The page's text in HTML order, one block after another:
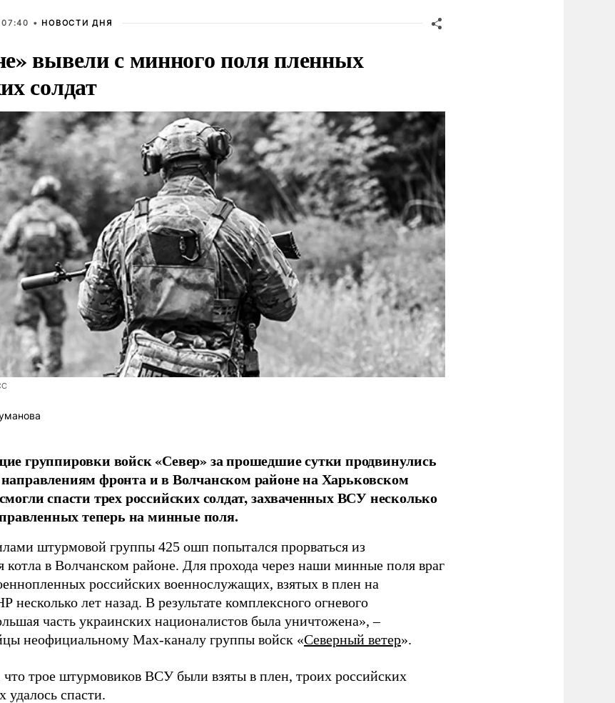
• НОВОСТИ ДНЯ
вывели с минного поля пленных
солдат
группировки войск «Север» за прошедшие сутки продвинулись
фронта и в Волчанском районе на Харьковском
спасти трех российских солдат, захваченных ВСУ несколько
теперь на минные поля.
штурмовой группы 425 ошп попытался прорваться из
котла в Волчанском районе. Для прохода через наши минные поля враг
российских военнослужащих, взятых в плен на
несколько лет назад. В результате комплексного огневого
часть украинских националистов была уничтожена», –
неофициальному Max-каналу группы войск «Северный ветер».
трое штурмовиков ВСУ были взяты в плен, троих российских
удалось спасти.